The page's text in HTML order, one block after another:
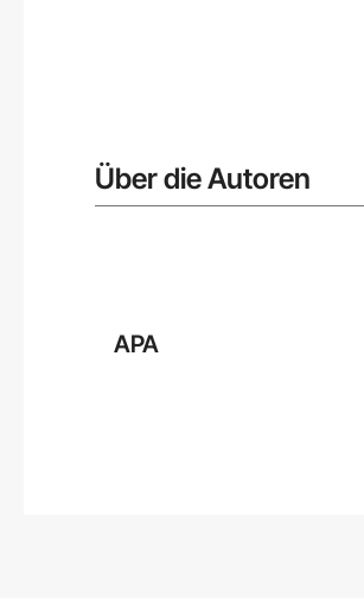
Über die Autoren
APA